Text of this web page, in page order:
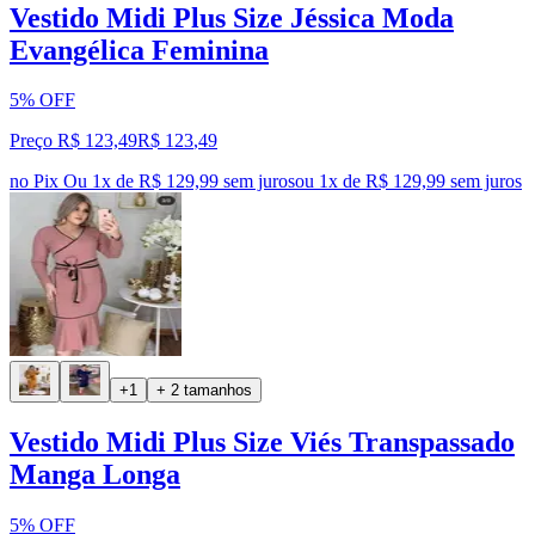
Vestido Midi Plus Size Jéssica Moda
Evangélica Feminina
5% OFF
Preço R$ 123,49R$ 123,49
no Pix Ou 1x de R$ 129,99 sem jurosou 1x de R$ 129,99 sem juros
+1 + 2 tamanhos
Vestido Midi Plus Size Viés Transpassado
Manga Longa
5% OFF